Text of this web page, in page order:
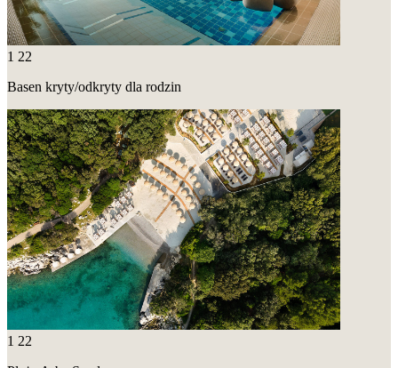
1 22
Basen kryty/odkryty dla rodzin
1 22